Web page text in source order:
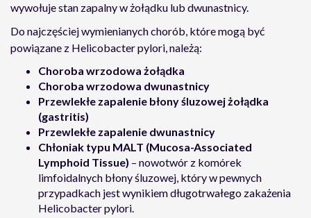
wywołuje stan zapalny w żołądku lub dwunastnicy.
Do najczęściej wymienianych chorób, które mogą być
powiązane z Helicobacter pylori, należą:
Choroba wrzodowa żołądka
Choroba wrzodowa dwunastnicy
Przewlekłe zapalenie błony śluzowej żołądka
(gastritis)
Przewlekłe zapalenie dwunastnicy
Chłoniak typu MALT (Mucosa-Associated
Lymphoid Tissue) – nowotwór z komórek
limfoidalnych błony śluzowej, który w pewnych
przypadkach jest wynikiem długotrwałego zakażenia
Helicobacter pylori.